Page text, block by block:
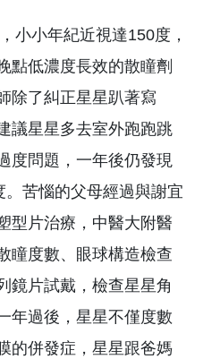
小年紀近視達150度，
點低濃度長效的散瞳劑
除了糾正星星趴著寫
議星星多去室外跑跑跳
度問題，一年後仍發現
苦惱的父母經過與謝宜
型片治療，中醫大附醫
瞳度數、眼球構造檢查
鏡片試戴，檢查星星角
年過後，星星不僅度數
的併發症，星星跟爸媽